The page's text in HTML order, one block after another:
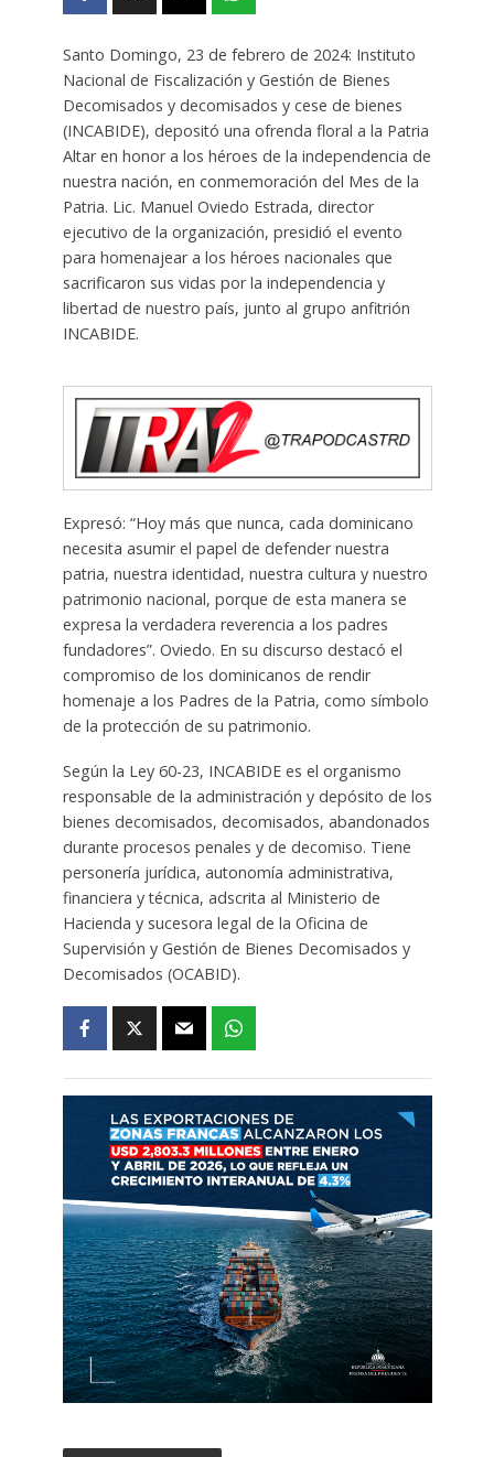
Santo Domingo, 23 de febrero de 2024: Instituto
Nacional de Fiscalización y Gestión de Bienes
Decomisados ​​y decomisados ​​y cese de bienes
(INCABIDE), depositó una ofrenda floral a la Patria
Altar en honor a los héroes de la independencia de
nuestra nación, en conmemoración del Mes de la
Patria. Lic. Manuel Oviedo Estrada, director
ejecutivo de la organización, presidió el evento
para homenajear a los héroes nacionales que
sacrificaron sus vidas por la independencia y
libertad de nuestro país, junto al grupo anfitrión
INCABIDE.
Expresó: “Hoy más que nunca, cada dominicano
necesita asumir el papel de defender nuestra
patria, nuestra identidad, nuestra cultura y nuestro
patrimonio nacional, porque de esta manera se
expresa la verdadera reverencia a los padres
fundadores”. Oviedo. En su discurso destacó el
compromiso de los dominicanos de rendir
homenaje a los Padres de la Patria, como símbolo
de la protección de su patrimonio.
Según la Ley 60-23, INCABIDE es el organismo
responsable de la administración y depósito de los
bienes decomisados, decomisados, abandonados
durante procesos penales y de decomiso. Tiene
personería jurídica, autonomía administrativa,
financiera y técnica, adscrita al Ministerio de
Hacienda y sucesora legal de la Oficina de
Supervisión y Gestión de Bienes Decomisados ​​y
Decomisados ​​(OCABID).